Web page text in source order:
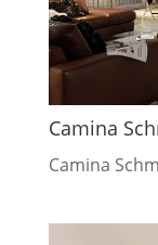
Camina
Camina